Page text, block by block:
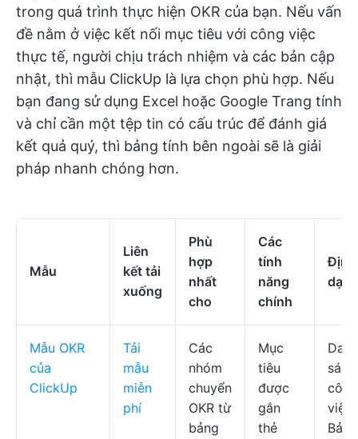
trong quá trình thực hiện OKR của bạn. Nếu vấn
đề nằm ở việc kết nối mục tiêu với công việc
thực tế, người chịu trách nhiệm và các bản cập
nhật, thì mẫu ClickUp là lựa chọn phù hợp. Nếu
bạn đang sử dụng Excel hoặc Google Trang tính
và chỉ cần một tệp tin có cấu trúc để đánh giá
kết quả quý, thì bảng tính bên ngoài sẽ là giải
pháp nhanh chóng hơn.
Mẫu
Liên
kết tải
xuống
Phù
hợp
nhất
cho
Các
tính
năng
chính
Định
dạng
Mẫu OKR
của
ClickUp
Tải
mẫu
miễn
phí
Các
nhóm
chuyển
OKR từ
bảng
Mục
tiêu
được
gắn
thẻ
Danh
sách
công
việc,